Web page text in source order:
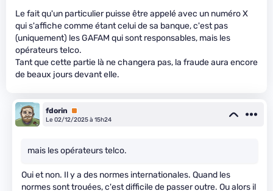
Le fait qu'un particulier puisse être appelé avec un numéro X
qui s'affiche comme étant celui de sa banque, c'est pas
(uniquement) les GAFAM qui sont responsables, mais les
opérateurs telco.
Tant que cette partie là ne changera pas, la fraude aura encore
de beaux jours devant elle.
fdorin
Premium
Le 02/12/2025 à 15h24
mais les opérateurs telco.
Oui et non. Il y a des normes internationales. Quand les
normes sont trouées, c'est difficile de passer outre. Ou alors il